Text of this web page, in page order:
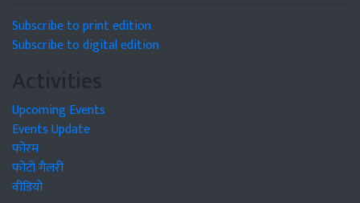
Subscribe to print edition
Subscribe to digital edition
Activities
Upcoming Events
Events Update
फोरम
फोटो गैलरी
वीडियो